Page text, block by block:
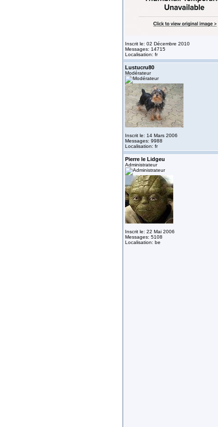
Inscrit le: 02 Décembre 2010
Messages: 14715
Localisation: fr
Lustucru80
Modérateur
Inscrit le: 14 Mars 2006
Messages: 9988
Localisation: fr
Pierre le Lidgeu
Administrateur
Inscrit le: 22 Mai 2006
Messages: 5108
Localisation: be